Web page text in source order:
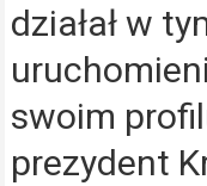
działał w
swoim
prezydent